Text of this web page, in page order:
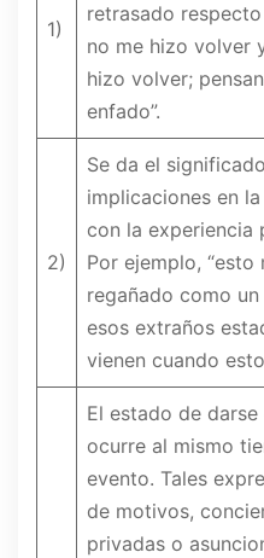
1)
retrasado
no me hizo volver
hizo volver;
enfado”.
2)
Se da el
implicaciones en
con la experiencia
Por ejemplo, “esto
regañado como un
esos extraños
vienen cuando
El estado de
ocurre al mismo
evento. Tales
de motivos,
privadas o